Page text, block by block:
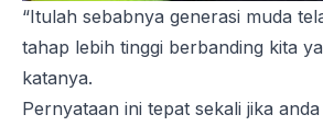
“Itulah sebabnya generasi muda
tahap lebih tinggi berbanding kita
katanya.
Pernyataan ini tepat sekali jika